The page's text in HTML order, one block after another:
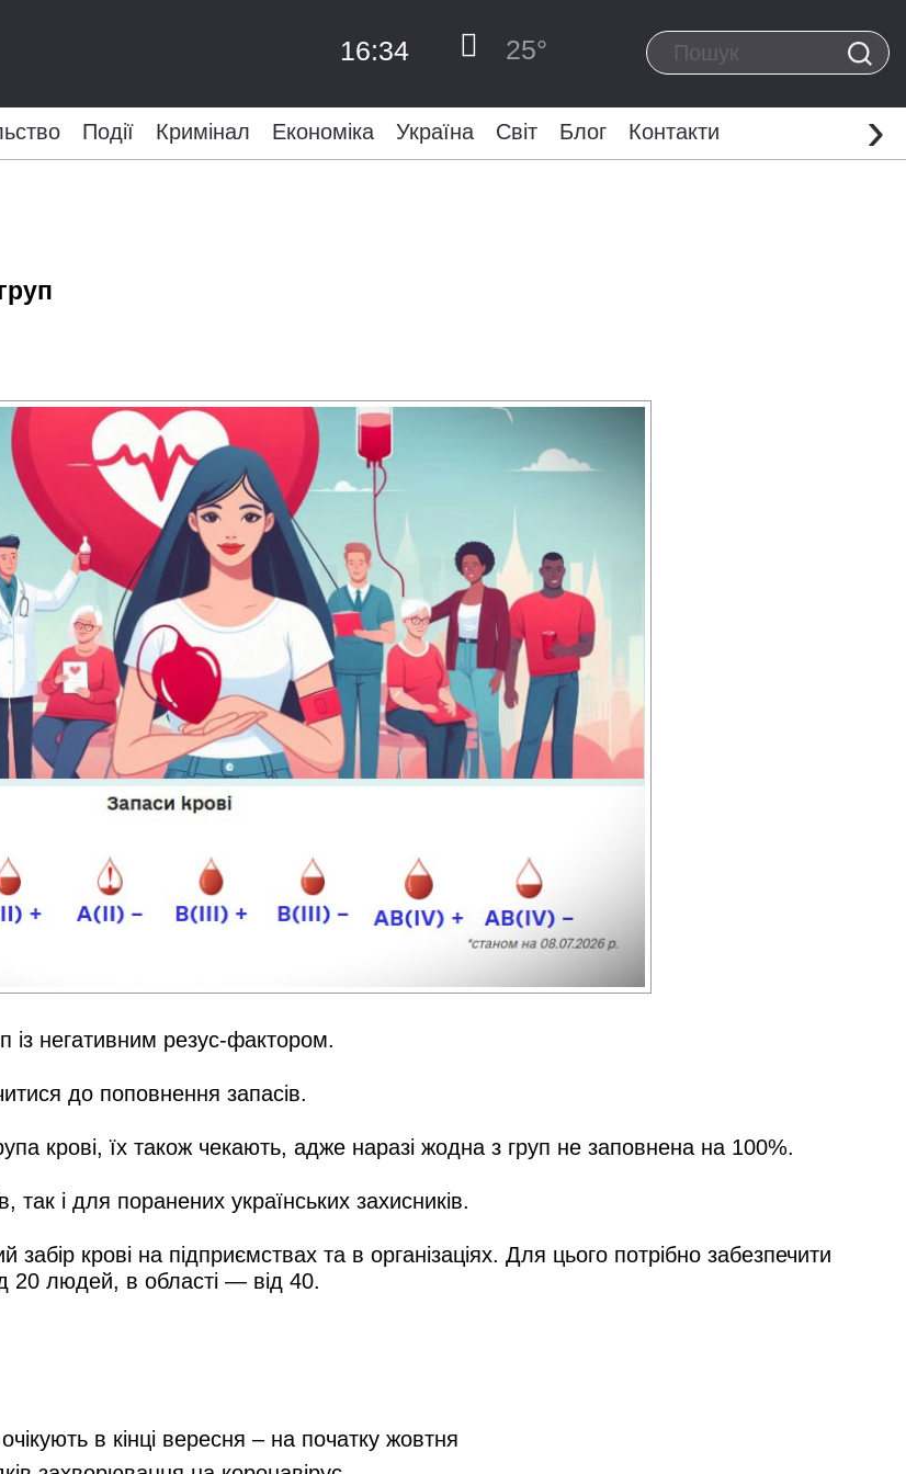
16:34 25°
Події Кримінал Економіка Україна Світ Блог Контакти ›
із негативним резус-фактором.
до поповнення запасів.
крові, їх також чекають, адже наразі жодна з груп не заповнена на 100%.
так і для поранених українських захисників.
забір крові на підприємствах та в організаціях. Для цього потрібно забезпечити
20 людей, в області — від 40.
в кінці вересня – на початку жовтня